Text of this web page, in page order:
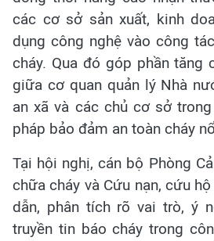
các cơ sở sản xuất, kinh
dụng công nghệ vào công
cháy. Qua đó góp phần tăng
giữa cơ quan quản lý Nhà
an xã và các chủ cơ sở
pháp bảo đảm an toàn cháy
Tại hội nghị, cán bộ Phòng
chữa cháy và Cứu nạn, cứu
dẫn, phân tích rõ vai trò, ý
truyền tin báo cháy trong